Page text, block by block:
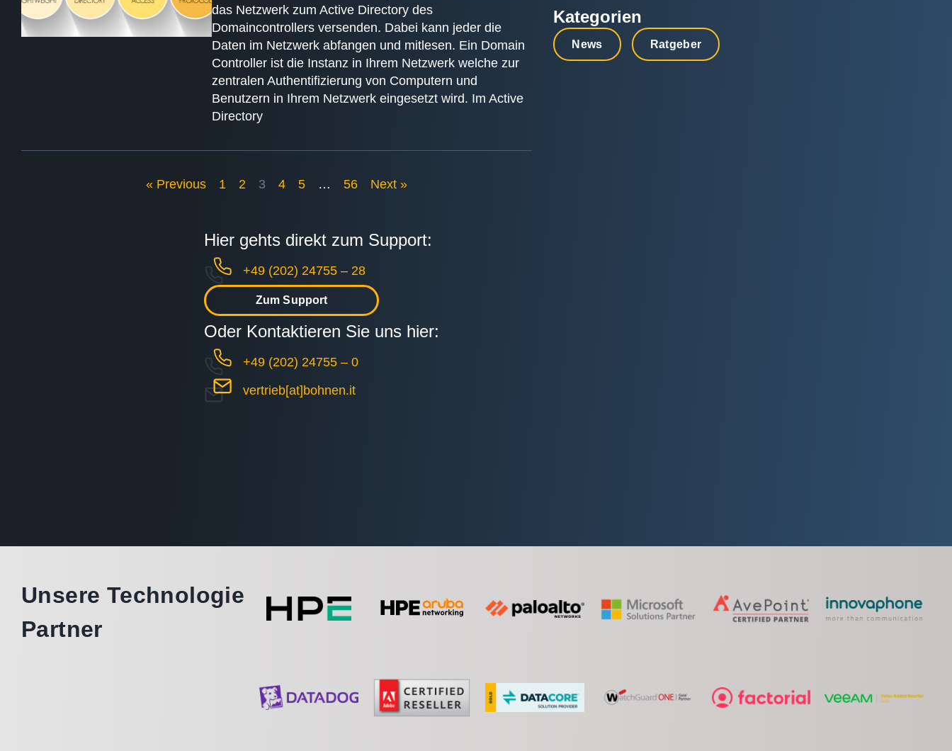
das Netzwerk zum Active Directory des
Domaincontrollers versenden. Dabei kann jeder die
Daten im Netzwerk abfangen und mitlesen. Ein Domain
Controller ist die Instanz in Ihrem Netzwerk welche zur
zentralen Authentifizierung von Computern und
Benutzern in Ihrem Netzwerk eingesetzt wird. Im Active
Directory
« Previous 1 2 3 4 5 … 56 Next »
Kategorien
News Ratgeber
Hier gehts direkt zum Support:
+49 (202) 24755 – 28
Zum Support
Oder Kontaktieren Sie uns hier:
+49 (202) 24755 – 0
vertrieb[at]bohnen.it
Unsere Technologie
Partner